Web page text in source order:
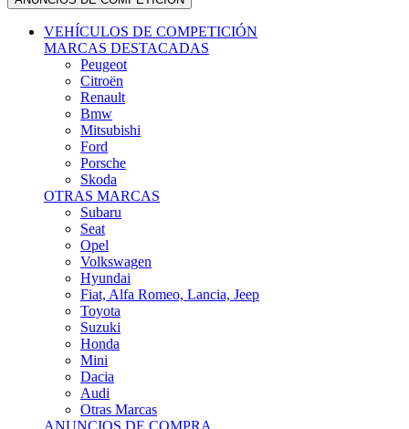
VEHÍCULOS DE COMPETICIÓN
MARCAS DESTACADAS
Peugeot
Citroën
Renault
Bmw
Mitsubishi
Ford
Porsche
Skoda
OTRAS MARCAS
Subaru
Seat
Opel
Volkswagen
Hyundai
Fiat, Alfa Romeo, Lancia, Jeep
Toyota
Suzuki
Honda
Mini
Dacia
Audi
Otras Marcas
ANUNCIOS DE COMPRA
Compra De Coches